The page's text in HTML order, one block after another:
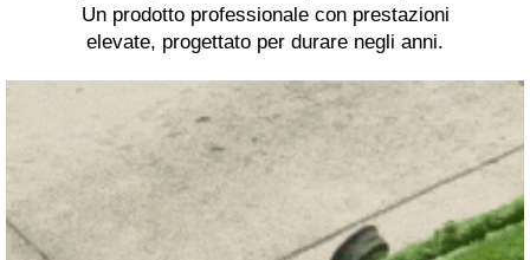
Un prodotto professionale con prestazioni
elevate, progettato per durare negli anni.